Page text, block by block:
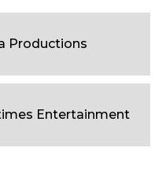
Productions
Entertainment